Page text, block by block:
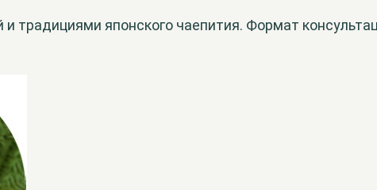
и традициями японского чаепития. Формат